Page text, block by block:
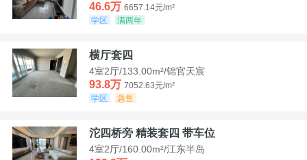
46.6万 6657.14元/m²
学区
满两年
横厅套四
4室2厅/133.00m²/锦官天宸
93.8万 7052.63元/m²
学区
急售
沱四桥旁 精装套四 带车位
4室2厅/160.00m²/江东半岛